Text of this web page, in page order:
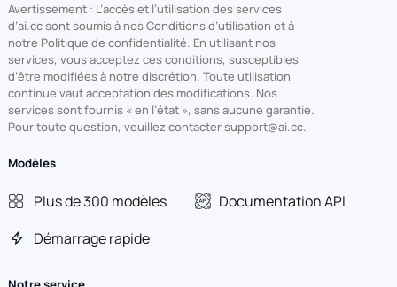
Avertissement : L’accès et l’utilisation des services
d’ai.cc sont soumis à nos Conditions d’utilisation et à
notre Politique de confidentialité. En utilisant nos
services, vous acceptez ces conditions, susceptibles
d’être modifiées à notre discrétion. Toute utilisation
continue vaut acceptation des modifications. Nos
services sont fournis « en l’état », sans aucune garantie.
Pour toute question, veuillez contacter support@ai.cc.
Modèles
Plus de 300 modèles
Documentation API
Démarrage rapide